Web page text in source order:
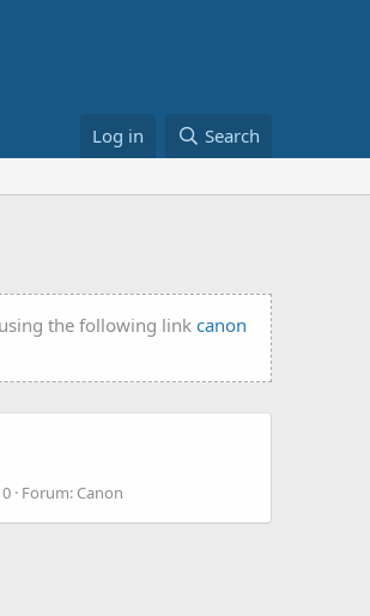
Log in Search
the following linkcanon
Forum: Canon